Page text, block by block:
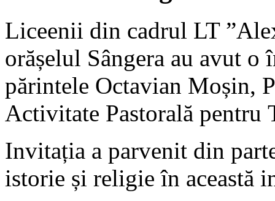
Liceenii din cadrul LT
orășelul Sângera au avut o
părintele Octavian Moșin,
Activitate Pastorală pentru
Invitația a parvenit din
istorie și religie în această